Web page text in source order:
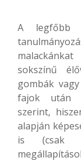
A legfőbb
sokszínű
gombák
fajok után
szerint,
alapján
is (csak